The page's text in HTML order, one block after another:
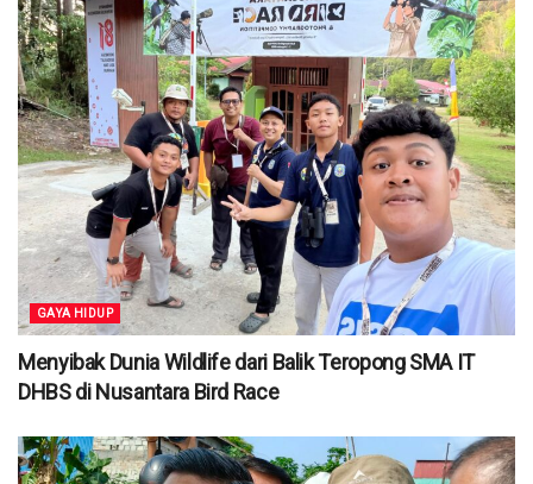
GAYA HIDUP
Menyibak Dunia Wildlife dari Balik Teropong SMA IT
DHBS di Nusantara Bird Race